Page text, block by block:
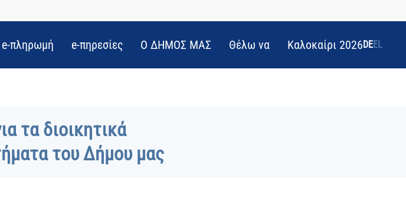
e-πληρωμή e-πηρεσίες Ο ΔΗΜΟΣ ΜΑΣ Θέλω να Καλοκαίρι 2026DEEL
τα διοικητικά
του Δήμου μας